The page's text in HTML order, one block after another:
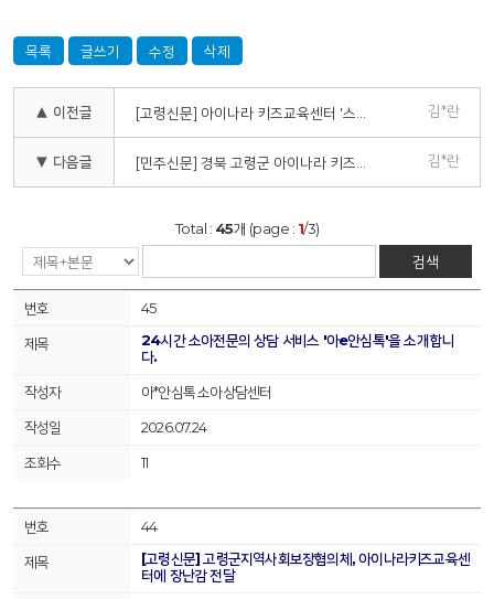
목록 글쓰기 수정 삭제
▲ 이전글 김*란
▼ 다음글 김*란
Total : 45개 (page : 1/3)
검색
45
24시간 소아전문의 상담 서비스 '아e안심톡'을 소개합니
다.
아*안심톡 소아상담센터
2026.07.24
11
44
[고령신문] 고령군지역사회보장협의체, 아이나라키즈교육센
터에 장난감 전달